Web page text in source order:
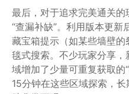
最后，对于追求完美通关
“查漏补缺”。利用版本更新
藏宝箱提示（如某些墙壁
毯式搜索。不少玩家分享，
域增加了少量可重复获取的
15分钟在这些区域探索，